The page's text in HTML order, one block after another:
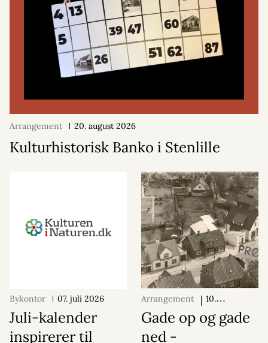
Arrangement 20. august 2026
Kulturhistorisk Banko i Stenlille
Bykontor 07. juli 2026
Juli-kalender
inspirerer til
Arrangement
10.
september 2026
Gade op og gade
ned -